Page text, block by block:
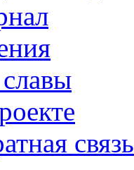
связь